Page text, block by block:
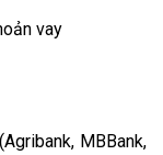
vay
MBBank,